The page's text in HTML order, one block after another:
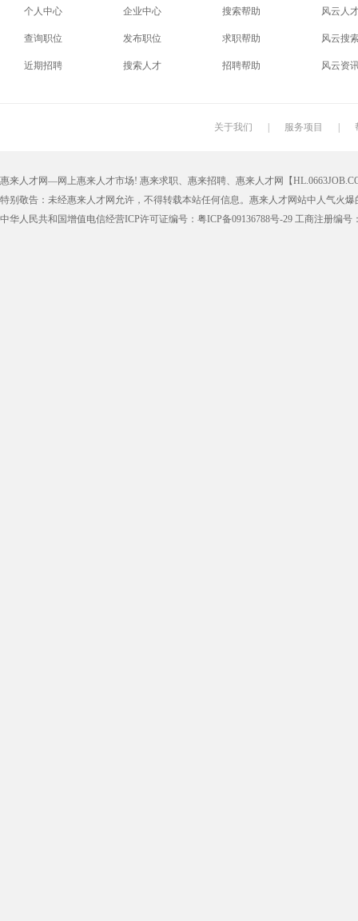
个人中心
查询职位
近期招聘
企业中心
发布职位
搜索人才
搜索帮助
求职帮助
招聘帮助
风云人
风云搜
风云资
关于我们 服务项目
惠来人才网—网上惠来人才市场! 惠来求职、惠来招聘、惠来人才网【
特别敬告：未经惠来人才网允许，不得转载本站任何信息。惠来人才网站中人气火
中华人民共和国增值电信经营ICP许可证编号：粤ICP备09136788号-29 工商注册编号